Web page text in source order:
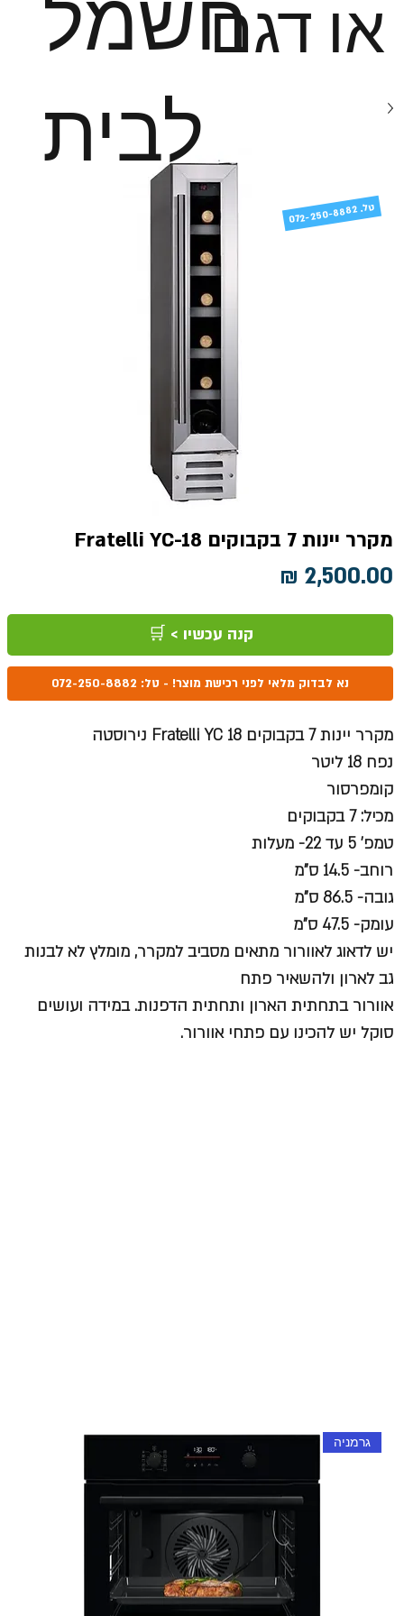
או דגם
לבית
מקרר יינות 7 בקבוקים Fratelli YC-18
קנה עכשיו > 🛒
נא לבדוק מלאי לפני רכישת מוצר! - טל: 072-250-8882
מקרר יינות 7 בקבוקים Fratelli YC 18 נירוסטה
נפח 18 ליטר
קומפרסור
מכיל: 7 בקבוקים
טמפ' 5 עד 22- מעלות
רוחב- 14.5 ס"מ
גובה- 86.5 ס"מ
עומק- 47.5 ס"מ
יש לדאוג לאוורור מתאים מסביב למקרר, מומלץ לא לבנות
גב לארון ולהשאיר פתח
אוורור בתחתית הארון ותחתית הדפנות. במידה ועושים
סוקל יש להכינו עם פתחי אוורור.
גרמניה
072-250-8882 .טל